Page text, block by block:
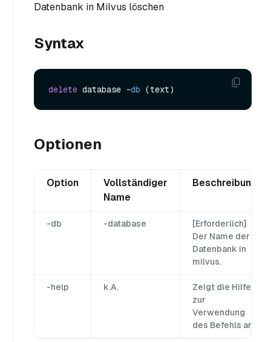
Datenbank in Milvus löschen
Syntax
delete database -db
Optionen
Option
Vollständiger
Name
Beschreibung
-db -database
[Erforderlich]
Der Name der
Datenbank in
milvus.
-help k.A.
Zeigt die Hilfe
zur
Verwendung
des Befehls an.